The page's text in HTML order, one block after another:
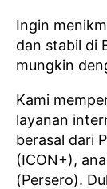
Ingin
dan stabil di
mungkin
Kami
layanan
berasal dari
(ICON+),
(Persero).